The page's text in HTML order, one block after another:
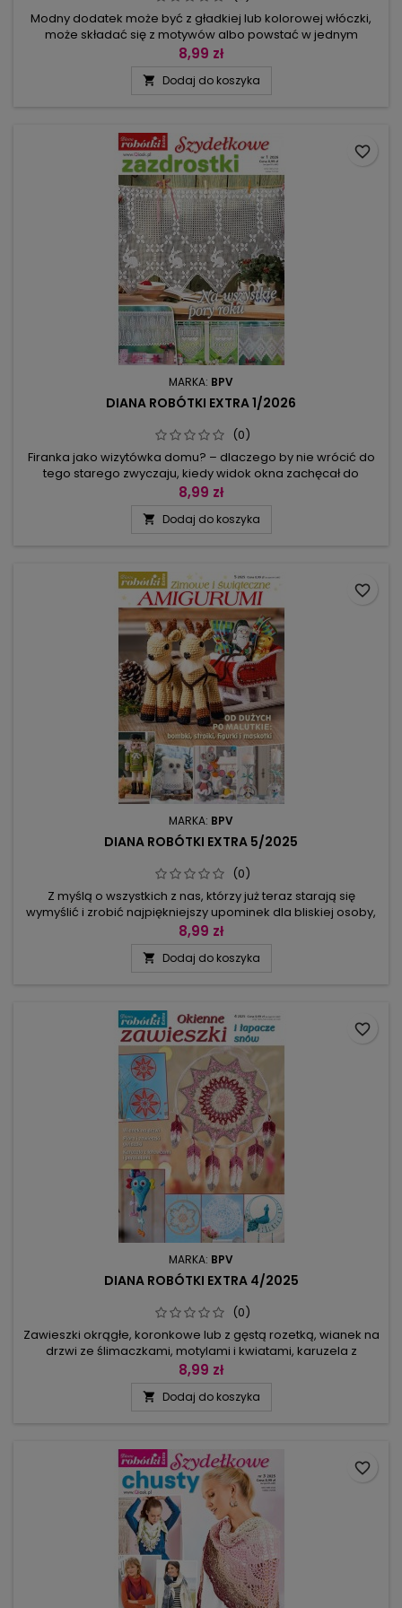
Modny dodatek może być z gładkiej lub kolorowej włóczki,
może składać się z motywów albo powstać w jednym
kawałku jako prostokąt czy owal lub trójkąt, albo też na
nowej chusty czy szala jest kilka. Zdecyduj, do czego będzie
8,99 zł
 Dodaj do koszyka
MARKA: BPV
DIANA ROBÓTKI EXTRA 1/2026
(0)
Firanka jako wizytówka domu? – dlaczego by nie wrócić do
tego starego zwyczaju, kiedy widok okna zachęcał do
odwiedzenia domowników, zapraszał w gościnne
prezentowanych w tym numerze są różnorodne motywy
8,99 zł
 Dodaj do koszyka
favorite_border
MARKA: BPV
DIANA ROBÓTKI EXTRA 5/2025
(0)
Z myślą o wszystkich z nas, którzy już teraz starają się
wymyślić i zrobić najpiękniejszy upominek dla bliskiej osoby,
przygotowaliśmy ten numer Diany Robótki Extra. Znajdziecie
albo mini, mini… albo duże, tak by można nimi ozdobić
8,99 zł
 Dodaj do koszyka
favorite_border
MARKA: BPV
DIANA ROBÓTKI EXTRA 4/2025
(0)
Zawieszki okrągłe, koronkowe lub z gęstą rozetką, wianek na
drzwi ze ślimaczkami, motylami i kwiatami, karuzela z
latawcami i parasolami, a nawet firanka złożona z 9 różnych
– w tym numerze nie brakuje inspirujących pomysłów.Wśród
8,99 zł
 Dodaj do koszyka
favorite_border
favorite_border